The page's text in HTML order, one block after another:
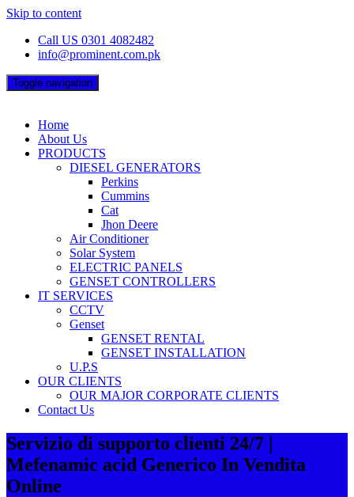
Skip to content
Call US 0301 4082482
info@prominent.com.pk
Toggle navigation
Home
About Us
PRODUCTS
DIESEL GENERATORS
Perkins
Cummins
Cat
Jhon Deere
Air Conditioner
Solar System
ELECTRIC PANELS
GENSET CONTROLLERS
IT SERVICES
CCTV
Genset
GENSET RENTAL
GENSET INSTALLATION
U.P.S
OUR CLIENTS
OUR MAJOR CORPORATE CLIENTS
Contact Us
Servizio di supporto clienti 24/7 |
Mefenamic acid Generico In Vendita
Online